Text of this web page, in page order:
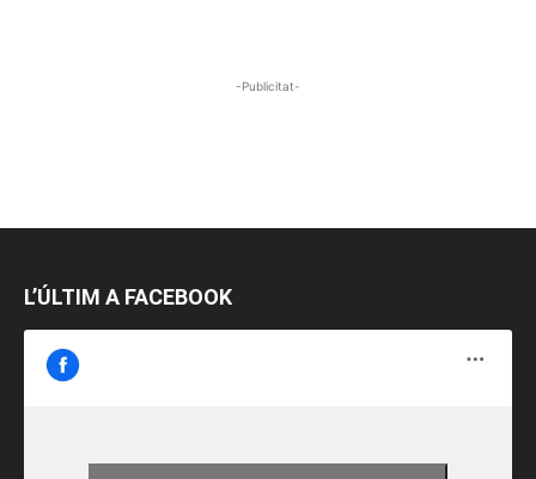
-Publicitat-
L’ÚLTIM A FACEBOOK